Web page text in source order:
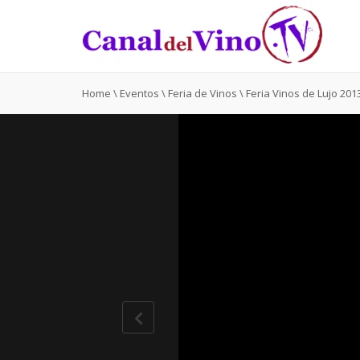
Home \ Eventos \ Feria de Vinos \ Feria Vinos de Lujo